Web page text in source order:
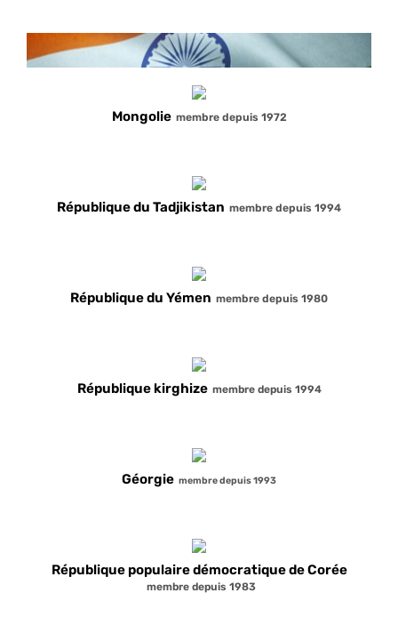
République d’Azerbaïdjan
République de l’Inde
Mongolie membre depuis 1972
République du Tadjikistan membre depuis 1994
République du Yémen membre depuis 1980
République kirghize membre depuis 1994
Géorgie membre depuis 1993
République populaire démocratique de Corée
membre depuis 1983